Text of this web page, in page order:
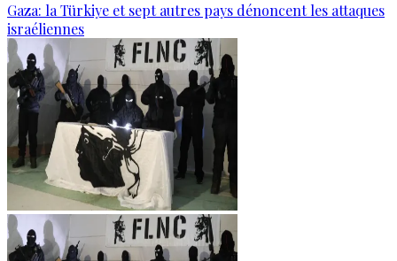
Gaza: la Türkiye et sept autres pays dénoncent les attaques
israéliennes